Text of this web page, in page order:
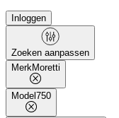
Inloggen
Zoeken aanpassen
MerkMoretti
Model 750